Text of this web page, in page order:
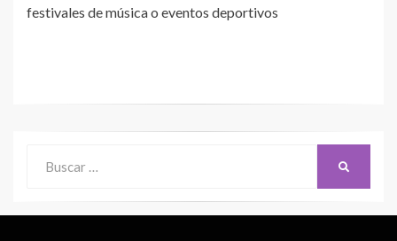
festivales de música o eventos deportivos